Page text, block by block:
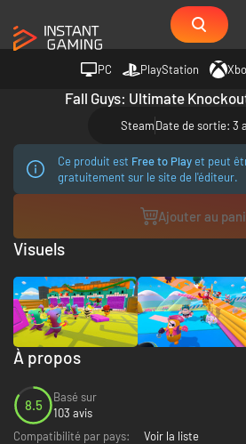
PC PlayStation
Fall Guys: Ultimate
SteamDate de sortie: 3
Ce produit est Free to Playet peut
gratuitement sur le site de l'éditeur.
Ajouter au
À propos
8.5
Basé sur
103 avis
Compatibilité par pays:
Voir la liste
Visuels